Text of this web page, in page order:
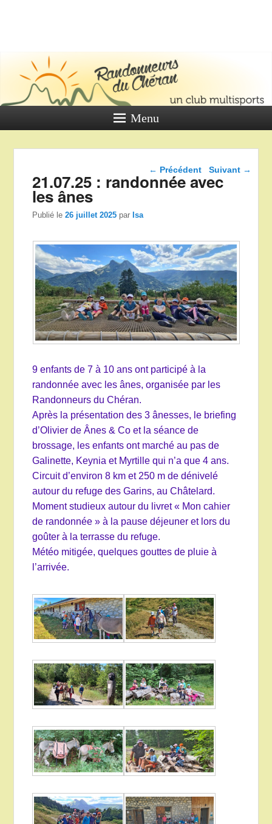
DU
Un club multi sports
Menu
Navigation dans les
articles
← Précédent Suivant →
21.07.25 : randonnée avec
les ânes
Publié le26 juillet 2025 parIsa
9 enfants de 7 à 10 ans ont participé à la
randonnée avec les ânes, organisée par les
Randonneurs du Chéran.
Après la présentation des 3 ânesses, le briefing
d’Olivier de Ânes & Co et la séance de
brossage, les enfants ont marché au pas de
Galinette, Keynia et Myrtille qui n’a que 4 ans.
Circuit d’environ 8 km et 250 m de dénivelé
autour du refuge des Garins, au Châtelard.
Moment studieux autour du livret « Mon cahier
de randonnée » à la pause déjeuner et lors du
goûter à la terrasse du refuge.
Météo mitigée, quelques gouttes de pluie à
l’arrivée.